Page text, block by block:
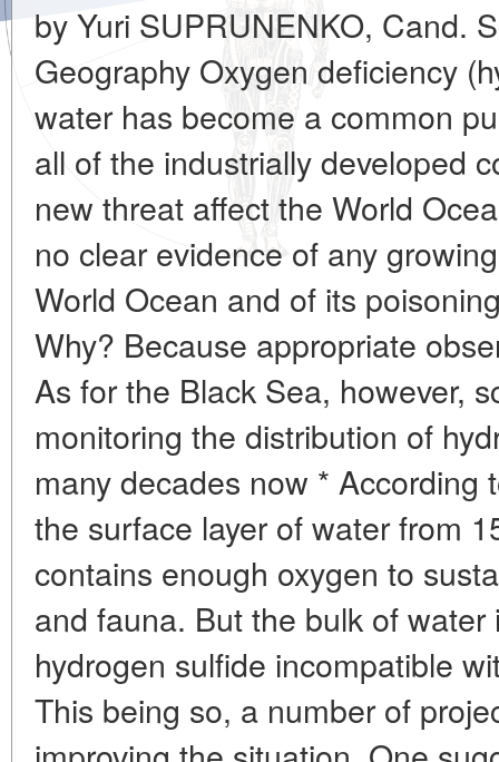
by Yuri SUPRUNENKO, Cand.
Geography Oxygen deficiency
water has become a common
all of the industrially developed
new threat affect the World
no clear evidence of any
World Ocean and of its
Why? Because appropriate
As for the Black Sea, however,
monitoring the distribution of
many decades now * According
the surface layer of water from
contains enough oxygen to
and fauna. But the bulk of
hydrogen sulfide incompatible
This being so, a number of